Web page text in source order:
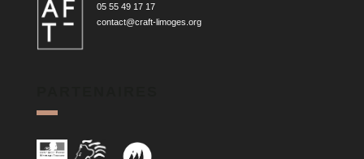
05 55 49 17 17
contact@craft-limoges.org